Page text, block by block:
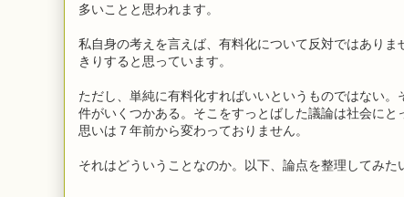
多いことと思われます。
私自身の考えを言えば、有料化について反対ではありま
きりすると思っています。
ただし、単純に有料化すればいいというものではない。
件がいくつかある。そこをすっとばした議論は社会にと
思いは７年前から変わっておりません。
それはどういうことなのか。以下、論点を整理してみた